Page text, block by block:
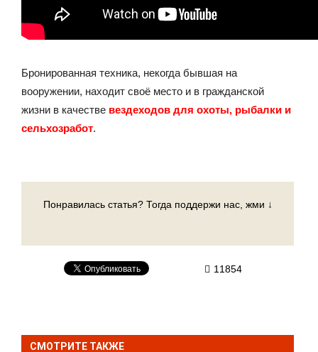
Бронированная техника, некогда бывшая на
вооружении, находит своё место и в гражданской
жизни в качестве вездеходов для охоты, рыбалки и
сельхозработ.
Понравилась статья? Тогда поддержи нас, жми ↓
11854
СМОТРИТЕ ТАКЖЕ